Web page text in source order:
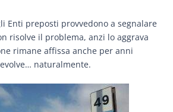
Enti preposti provvedono a segnalare
risolve il problema, anzi lo aggrava
rimane affissa anche per anni
naturalmente.